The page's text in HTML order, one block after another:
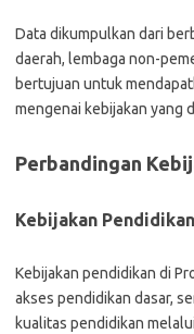
Data dikumpulkan dari
daerah, lembaga non-
bertujuan untuk
mengenai kebijakan yang
Perbandingan
Kebijakan Pendidikan
Kebijakan pendidikan di
akses pendidikan dasar,
kualitas pendidikan